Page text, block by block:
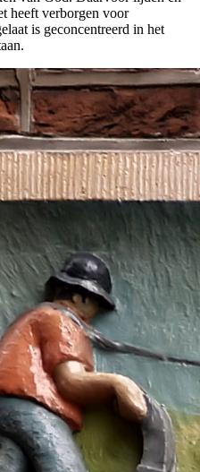
heeft verborgen voor
is geconcentreerd in het